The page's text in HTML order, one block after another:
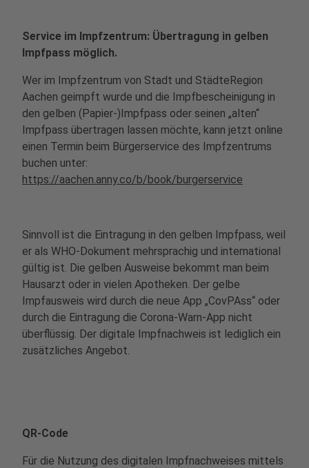
Service im Impfzentrum: Übertragung in gelben
Impfpass möglich.
Wer im Impfzentrum von Stadt und StädteRegion
Aachen geimpft wurde und die Impfbescheinigung in
den gelben (Papier-)Impfpass oder seinen „alten“
Impfpass übertragen lassen möchte, kann jetzt online
einen Termin beim Bürgerservice des Impfzentrums
buchen unter:
https://aachen.anny.co/b/book/burgerservice
Sinnvoll ist die Eintragung in den gelben Impfpass, weil
er als WHO-Dokument mehrsprachig und international
gültig ist. Die gelben Ausweise bekommt man beim
Hausarzt oder in vielen Apotheken. Der gelbe
Impfausweis wird durch die neue App „CovPAss“ oder
durch die Eintragung die Corona-Warn-App nicht
überflüssig. Der digitale Impfnachweis ist lediglich ein
zusätzliches Angebot.
QR-Code
Für die Nutzung des digitalen Impfnachweises mittels